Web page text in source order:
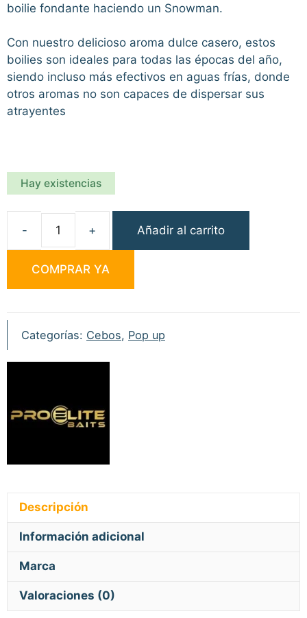
boilie fondante haciendo un Snowman.
Con nuestro delicioso aroma dulce casero, estos
boilies son ideales para todas las épocas del año,
siendo incluso más efectivos en aguas frías, donde
otros aromas no son capaces de dispersar sus
atrayentes
Hay existencias
Elite
Baits
Sweet
Natural
Añadir al carrito
COMPRAR YA
Categorías: Cebos, Pop up
Descripción
Información adicional
Marca
Valoraciones (0)